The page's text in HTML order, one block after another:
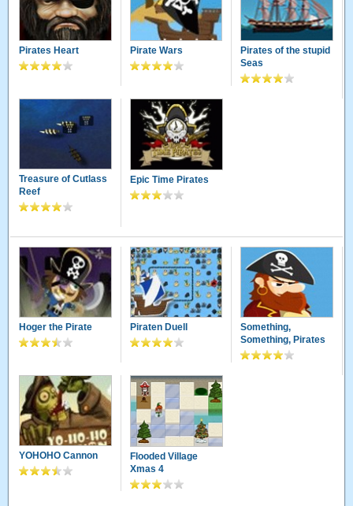
Pirates Heart Pirate Wars
Pirates of the stupid
Seas
Treasure of Cutlass
Reef
Epic Time Pirates
Hoger the Pirate Piraten Duell
Something,
Something, Pirates
YOHOHO Cannon
Flooded Village
Xmas 4